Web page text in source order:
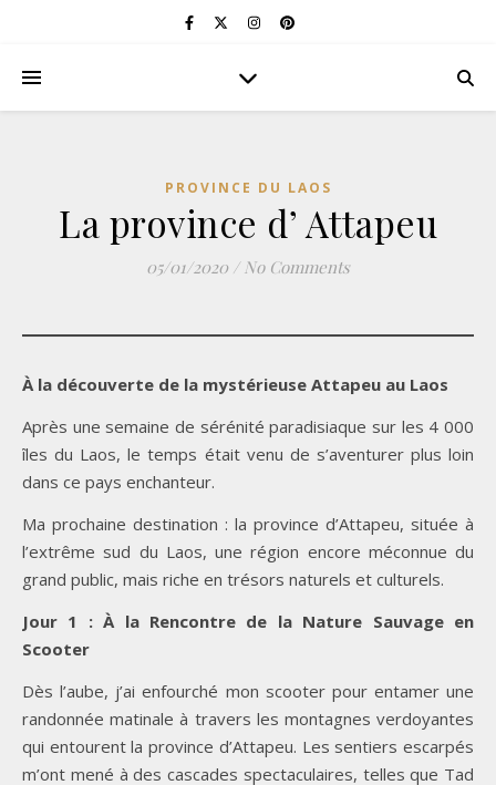
PROVINCE DU LAOS
La province d’ Attapeu
05/01/2020 / No Comments
À la découverte de la mystérieuse Attapeu au Laos
Après une semaine de sérénité paradisiaque sur les 4 000
îles du Laos, le temps était venu de s’aventurer plus loin
dans ce pays enchanteur.
Ma prochaine destination : la province d’Attapeu, située à
l’extrême sud du Laos, une région encore méconnue du
grand public, mais riche en trésors naturels et culturels.
Jour 1 : À la Rencontre de la Nature Sauvage en
Scooter
Dès l’aube, j’ai enfourché mon scooter pour entamer une
randonnée matinale à travers les montagnes verdoyantes
qui entourent la province d’Attapeu. Les sentiers escarpés
m’ont mené à des cascades spectaculaires, telles que Tad